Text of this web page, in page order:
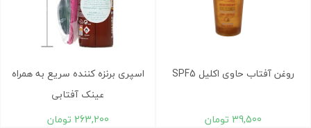
روغن آفتاب حاوی اکلیل SPF5
39,500 تومان
اسپری برنزه کننده سریع به همراه
عینک آفتابی
263,200 تومان